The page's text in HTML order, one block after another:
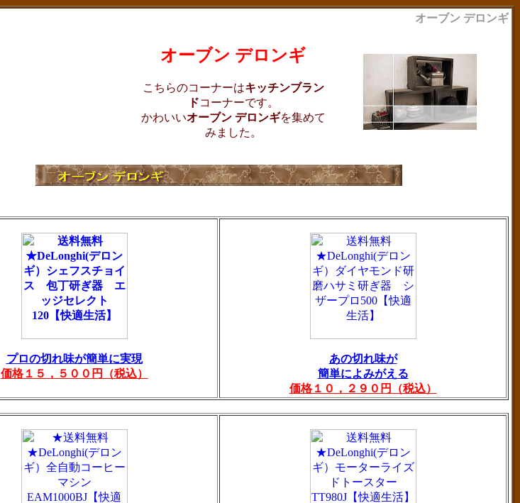
オーブン デロンギ
オーブン デロンギ
こちらのコーナーはキッチンブラン
ドコーナーです。
かわいいオーブン デロンギを集めて
みました。
プロの切れ味が簡単に実現
価格１５，５００円（税込）
あの切れ味が
簡単によみがえる
価格１０，２９０円（税込）